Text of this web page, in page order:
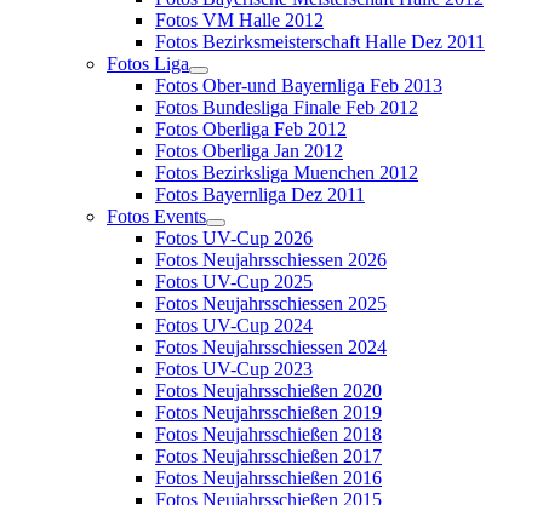
Fotos VM Halle 2012
Fotos Bezirksmeisterschaft Halle Dez 2011
Fotos Liga
Fotos Ober-und Bayernliga Feb 2013
Fotos Bundesliga Finale Feb 2012
Fotos Oberliga Feb 2012
Fotos Oberliga Jan 2012
Fotos Bezirksliga Muenchen 2012
Fotos Bayernliga Dez 2011
Fotos Events
Fotos UV-Cup 2026
Fotos Neujahrsschiessen 2026
Fotos UV-Cup 2025
Fotos Neujahrsschiessen 2025
Fotos UV-Cup 2024
Fotos Neujahrsschiessen 2024
Fotos UV-Cup 2023
Fotos Neujahrsschießen 2020
Fotos Neujahrsschießen 2019
Fotos Neujahrsschießen 2018
Fotos Neujahrsschießen 2017
Fotos Neujahrsschießen 2016
Fotos Neujahrsschießen 2015